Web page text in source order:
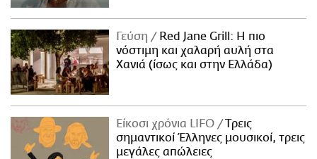
Γεύση
Red Jane Grill: Η πιο
νόστιμη και χαλαρή αυλή στα
Χανιά (ίσως και στην Ελλάδα)
Είκοσι χρόνια LIFO
Tρεις
σημαντικοί Έλληνες μουσικοί, τρεις
μεγάλες απώλειες